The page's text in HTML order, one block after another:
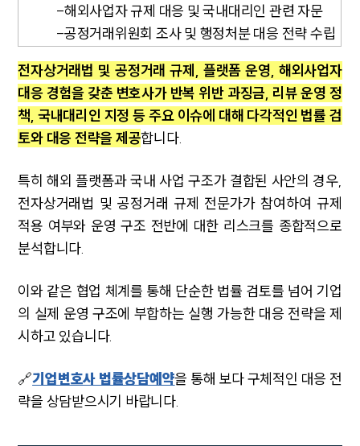
고객후기
NEWS
언론보도
공지사항
법률 블로그
법률서식
세미나
대륜법률상담예약
-해외사업자 규제 대응 및 국내대리인 관련 자문
-공정거래위원회 조사 및 행정처분 대응 전략 수립
전자상거래법 및 공정거래 규제, 플랫폼 운영, 해외사업자
대응 경험을 갖춘 변호사가 반복 위반 과징금, 리뷰 운영 정
책, 국내대리인 지정 등 주요 이슈에 대해 다각적인 법률 검
토와 대응 전략을 제공합니다.
특히 해외 플랫폼과 국내 사업 구조가 결합된 사안의 경우,
전자상거래법 및 공정거래 규제 전문가가 참여하여 규제
적용 여부와 운영 구조 전반에 대한 리스크를 종합적으로
분석합니다.
이와 같은 협업 체계를 통해 단순한 법률 검토를 넘어 기업
의 실제 운영 구조에 부합하는 실행 가능한 대응 전략을 제
시하고 있습니다.
🔗기업변호사 법률상담예약을 통해 보다 구체적인 대응 전
략을 상담받으시기 바랍니다.